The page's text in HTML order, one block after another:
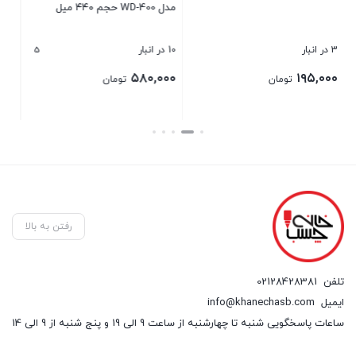
10 در انبار 5
۵۸۰,۰۰۰
سرگیر پله
موجود
۴,۰۰۰,۰۰۰
بستن
رفتن به بالا
تلفن 02128428381
ایمیل info@khanechasb.com
ساعات پاسخگویی شنبه تا چهارشنبه از ساعت 9 الی 19 و پنج شنبه از 9 الی 14